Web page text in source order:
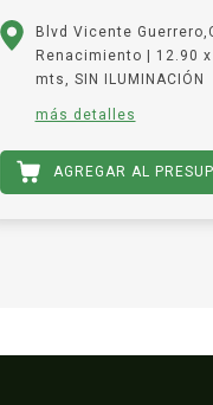
Blvd Vicente
Renacimiento | 12.90
mts, SIN ILUMINACIÓN
más detalles
AGREGAR AL